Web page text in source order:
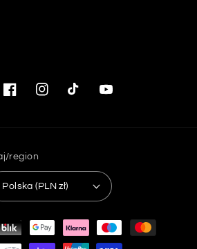
FacebookInstagramTikTok Youtube
region
Polska (PLN zł)